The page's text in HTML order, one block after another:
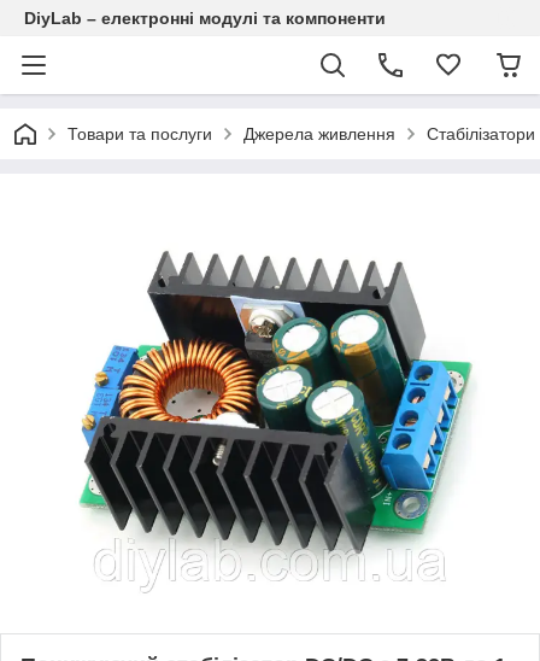
DiyLab – електронні модулі та компоненти
Товари та послуги Джерела живлення